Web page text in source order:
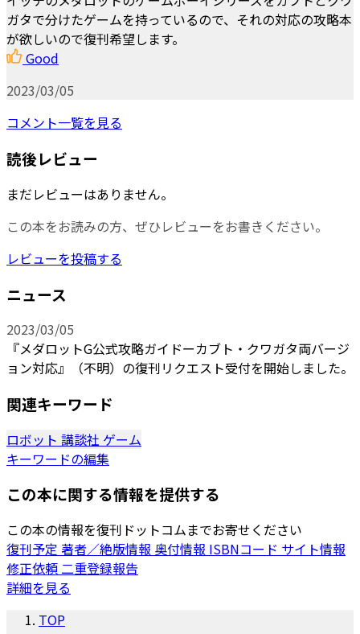
ガタで分けたゲームを持っているので、それの対応の攻略本
が欲しいので復刊希望します。
Good
2023/03/05
コメント一覧を見る
読後レビュー
まだレビューはありません。
この本をお読みの方、ぜひレビューをお書きください。
レビューを投稿する
ニュース
2023/03/05
『メダロットG公式攻略ガイドーカブト・クワガタ両バージ
ョン対応』（不明）の復刊リクエスト受付を開始しました。
関連キーワード
ロボット 講談社 ゲーム
キーワードの編集
この本に関する情報を提供する
この本の情報を復刊ドットコムまでお寄せください
復刊予定 著者／絶版情報 奥付情報 ISBNコード サイト情報
修正依頼二重登録報告
詳細を見る
TOP